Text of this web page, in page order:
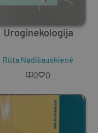
Uroginekologija
Rūta Nadišauskienė
0 0